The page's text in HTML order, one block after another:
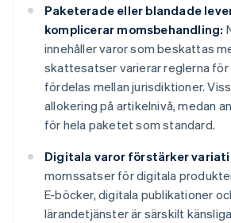
Paketerade eller blandade
komplicerar momsbehandling:
innehåller varor som beskattas
skattesatser varierar reglerna för
fördelas mellan jurisdiktioner.
allokering på artikelnivå, medan
för hela paketet som standard.
Digitala varor förstärker
momssatser för digitala
E-böcker, digitala publikationer
lärandetjänster är särskilt